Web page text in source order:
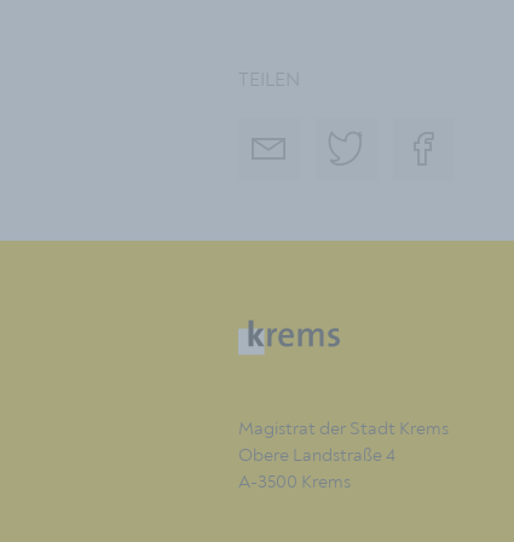
Magistrat der Stadt Krems
Obere Landstraße 4
A-3500 Krems